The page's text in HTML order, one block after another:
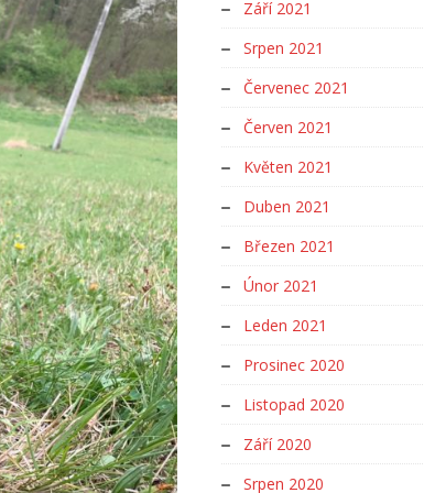
Září 2021
Srpen 2021
Červenec 2021
Červen 2021
Květen 2021
Duben 2021
Březen 2021
Únor 2021
Leden 2021
Prosinec 2020
Listopad 2020
Září 2020
Srpen 2020